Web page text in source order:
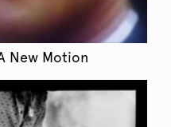
New Motion